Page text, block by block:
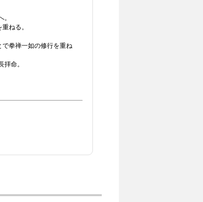
ねる。
拳禅一如の修行を重ね
命。